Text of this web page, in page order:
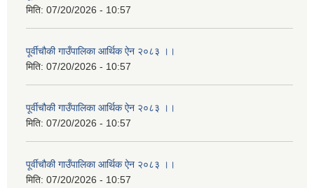
मिति: 07/20/2026 - 10:57
पूर्वीचौकी गाउँपालिका आर्थिक ऐन २०८३ ।।
मिति: 07/20/2026 - 10:57
पूर्वीचौकी गाउँपालिका आर्थिक ऐन २०८३ ।।
मिति: 07/20/2026 - 10:57
पूर्वीचौकी गाउँपालिका आर्थिक ऐन २०८३ ।।
मिति: 07/20/2026 - 10:57